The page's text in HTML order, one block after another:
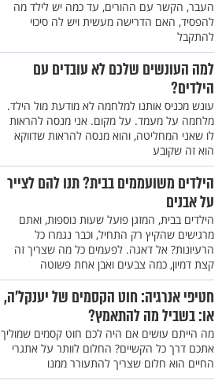
העבר, הקשר עם ההורים, עד כמה יש לילד מה
להפסיד, האם הדרישה מעשית ויש לה סיכוי
להתקבל
למה העונשים שלכם לא עובדים עם
הילדים?
עונש מכניס אותנו למלחמה לא מודעת מול הילד.
מלחמה על מעמד. על מקום. אני מנסה להראות
לו שאני המחליטה, והוא מנסה להראות שדווקא
הוא זה שקובע
הילדים משועממים בבית? תנו להם לצייר
על אבנים
הילדים בבית, המזגן פועל שעות נוספות, ואתם
מרגישים שהקיץ רק התחיל, וכבר נגמרו כל
הרעיונות? אל דאגה. לפעמים כל מה שצריך זה
קצת דמיון, כמה צבעים ואבן אחת פשוטה
חטיפי אנרגיה: חוט הקסמים של יענקל'ה,
או: בשביל מה להתאמץ?
מה הייתם עושים אם היה לכם חוט קסמים שמוליך
אתכם דרך כל הקשיים? החלום לוותר על אתגרי
החיים הוא חלום שצריך להתעורר ממנו